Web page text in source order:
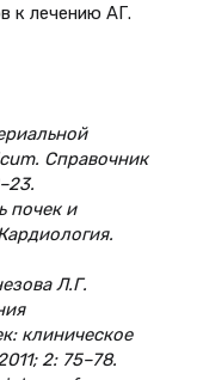
к лечению АГ.
Справочник
почек и
Л.Г.
клиническое
2: 75–78.